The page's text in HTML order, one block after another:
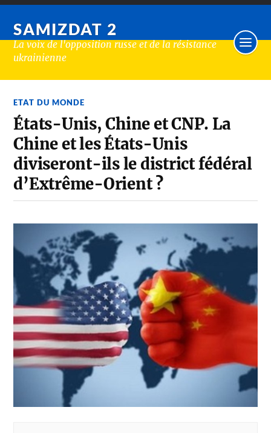
SAMIZDAT 2
La voix de l'opposition russe et de la résistance
ukrainienne
ETAT DU MONDE
États-Unis, Chine et CNP. La
Chine et les États-Unis
diviseront-ils le district fédéral
d’Extrême-Orient ?